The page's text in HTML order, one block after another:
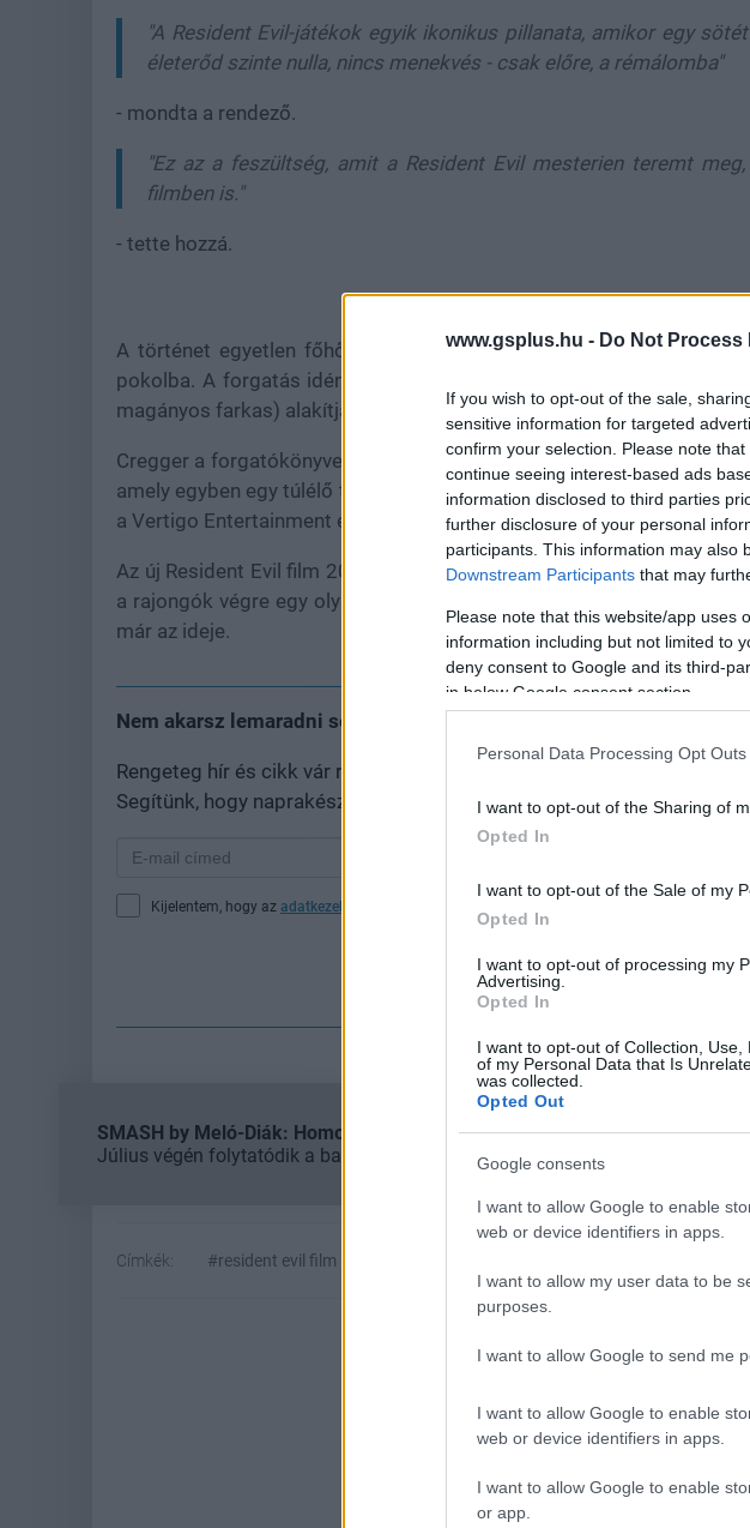
www.gsplus.hu - Do Not
If you wish to opt-out of the sale,
sensitive information for targeted
confirm your selection. Please note
continue seeing interest-based ads
information disclosed to third parties
further disclosure of your personal
participants. This information may also
Downstream Participants that may
Please note that this website/app uses
information including but not limited to
deny consent to Google and its third-
in below Google consent section.
Personal Data Processing Opt Outs
I want to opt-out of the Sharing of
Opted In
I want to opt-out of the Sale of my
Opted In
I want to opt-out of processing my
Advertising.
Opted In
I want to opt-out of Collection,
of my Personal Data that Is
was collected.
Opted Out
Google consents
I want to allow Google to enable
web or device identifiers in apps.
I want to allow my user data to be
purposes.
I want to allow Google to send me
I want to allow Google to enable
web or device identifiers in apps.
I want to allow Google to enable
or app.
"A Resident Evil-játékok egyik ikonikus pillanata, amikor egy
életerőd szinte nulla, nincs menekvés - csak előre, a rémálomba"
- mondta a rendező.
"Ez az a feszültség, amit a Resident Evil mesterien teremt
filmben is."
- tette hozzá.
A történet egyetlen főhősre fókuszál, aki a biztonságot jelentő
pokolba. A forgatás idén nyáron kezdődik Európában, és a
magányos farkas) alakítja.
Cregger a forgatókönyvet Shay Hattentel közösen írta, és a források
amely egyben egy túlélő thriller elemeit is magában hordozza. A
a Vertigo Entertainment és a PlayStation Productions áll.
Az új Resident Evil film 2026. szeptember 18-án érkezik az amerikai
a rajongók végre egy olyan adaptációt kaphatnak, amely méltó a
már az ideje.
Nem akarsz lemaradni semmiről?
Rengeteg hír és cikk vár rád, lehet, hogy éppen nem jön szembe GSO-
Segítünk, hogy naprakész maradj, kiválogatjuk neked a legjobbakat,
Kijelentem, hogy az adatkezelési nyilatkozat
Feliratkozom
SMASH by Meló-Diák: Homok, zene és a nyár legjobb hangulata – Jön a
Július végén folytatódik a balatoni strandröplabda-sorozat.
Címkék: #resident evil film